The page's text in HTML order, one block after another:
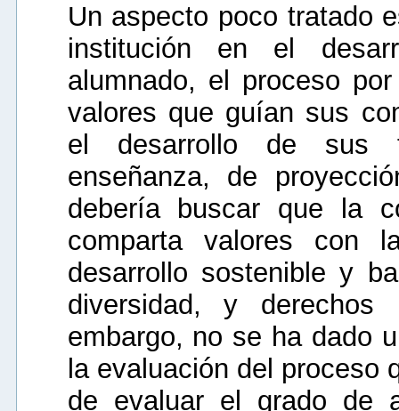
Un aspecto poco tratado
institución en el
alumnado, el proceso
valores que guían sus
el desarrollo de sus
enseñanza, de
debería buscar que la
comparta valores con
desarrollo sostenible y
diversidad, y derechos
embargo, no se ha dado
la evaluación del proceso
de evaluar el grado de